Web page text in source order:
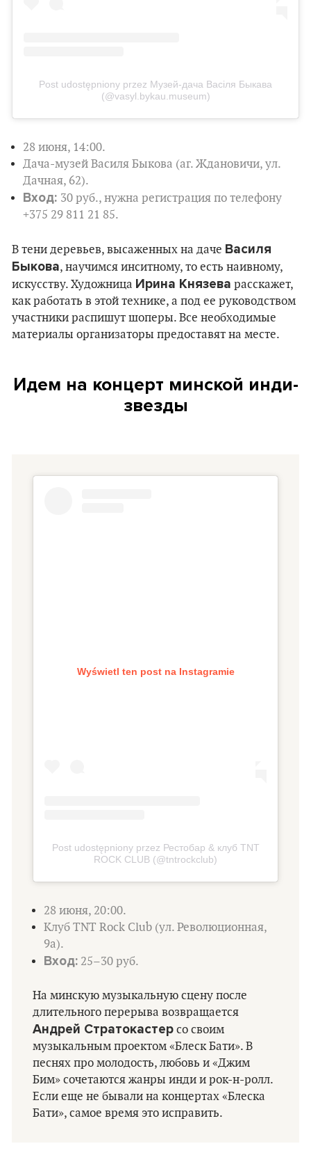
Post udostępniony przez Музей-дача Васіля Быкава
(@vasyl.bykau.museum)
28 июня, 14:00.
Дача-музей Василя Быкова (аг. Ждановичи, ул.
Дачная, 62).
Вход: 30 руб., нужна регистрация по телефону
+375 29 811 21 85.
В тени деревьев, высаженных на даче Василя
Быкова, научимся инситному, то есть наивному,
искусству. Художница Ирина Князева расскажет,
как работать в этой технике, а под ее руководством
участники распишут шоперы. Все необходимые
материалы организаторы предоставят на месте.
Идем на концерт минской инди-
звезды
Wyświetl ten post na Instagramie
Post udostępniony przez Рестобар & клуб TNT
ROCK CLUB (@tntrockclub)
28 июня, 20:00.
Клуб TNT Rock Club (ул. Революционная,
9а).
Вход: 25–30 руб.
На минскую музыкальную сцену после
длительного перерыва возвращается
Андрей Стратокастер со своим
музыкальным проектом «Блеск Бати». В
песнях про молодость, любовь и «Джим
Бим» сочетаются жанры инди и рок-н-ролл.
Если еще не бывали на концертах «Блеска
Бати», самое время это исправить.